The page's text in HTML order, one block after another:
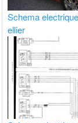
Schema
ellier